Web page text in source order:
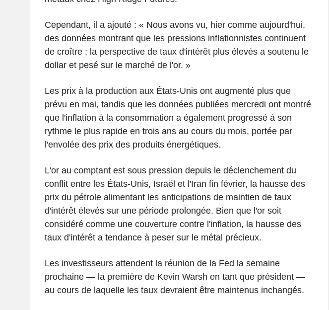
Cependant, il a ajouté : « Nous avons vu, hier comme aujourd'hui,
des données montrant que les pressions inflationnistes continuent
de croître ; la perspective de taux d'intérêt plus élevés a soutenu le
dollar et pesé sur le marché de l'or. »
Les prix à la production aux États-Unis ont augmenté plus que
prévu en mai, tandis que les données publiées mercredi ont montré
que l'inflation à la consommation a également progressé à son
rythme le plus rapide en trois ans au cours du mois, portée par
l'envolée des prix des produits énergétiques.
L'or au comptant est sous pression depuis le déclenchement du
conflit entre les États-Unis, Israël et l'Iran fin février, la hausse des
prix du pétrole alimentant les anticipations de maintien de taux
d'intérêt élevés sur une période prolongée. Bien que l'or soit
considéré comme une couverture contre l'inflation, la hausse des
taux d'intérêt a tendance à peser sur le métal précieux.
Les investisseurs attendent la réunion de la Fed la semaine
prochaine — la première de Kevin Warsh en tant que président —
au cours de laquelle les taux devraient être maintenus inchangés.